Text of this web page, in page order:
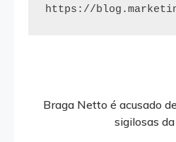
https://
more
Braga Netto é acusado
sigilosas